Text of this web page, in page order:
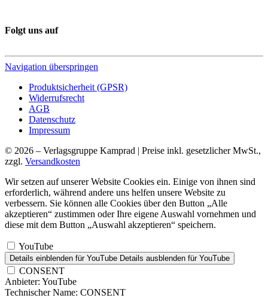
Folgt uns auf
Navigation überspringen
Produktsicherheit (GPSR)
Widerrufsrecht
AGB
Datenschutz
Impressum
© 2026 – Verlagsgruppe Kamprad | Preise inkl. gesetzlicher MwSt.,
zzgl. Versandkosten
Wir setzen auf unserer Website Cookies ein. Einige von ihnen sind
erforderlich, während andere uns helfen unsere Website zu
verbessern. Sie können alle Cookies über den Button „Alle
akzeptieren“ zustimmen oder Ihre eigene Auswahl vornehmen und
diese mit dem Button „Auswahl akzeptieren“ speichern.
YouTube
Details einblenden für YouTube Details ausblenden für YouTube
CONSENT
Anbieter: YouTube
Technischer Name: CONSENT